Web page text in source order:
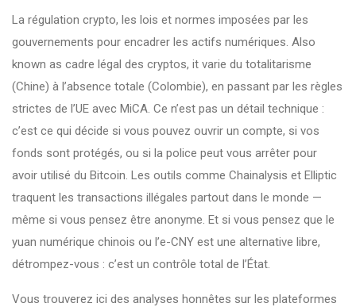
La régulation crypto, les lois et normes imposées par les
gouvernements pour encadrer les actifs numériques. Also
known as cadre légal des cryptos, it varie du totalitarisme
(Chine) à l’absence totale (Colombie), en passant par les règles
strictes de l’UE avec MiCA. Ce n’est pas un détail technique :
c’est ce qui décide si vous pouvez ouvrir un compte, si vos
fonds sont protégés, ou si la police peut vous arrêter pour
avoir utilisé du Bitcoin. Les outils comme Chainalysis et Elliptic
traquent les transactions illégales partout dans le monde —
même si vous pensez être anonyme. Et si vous pensez que le
yuan numérique chinois ou l’e-CNY est une alternative libre,
détrompez-vous : c’est un contrôle total de l’État.
Vous trouverez ici des analyses honnêtes sur les plateformes